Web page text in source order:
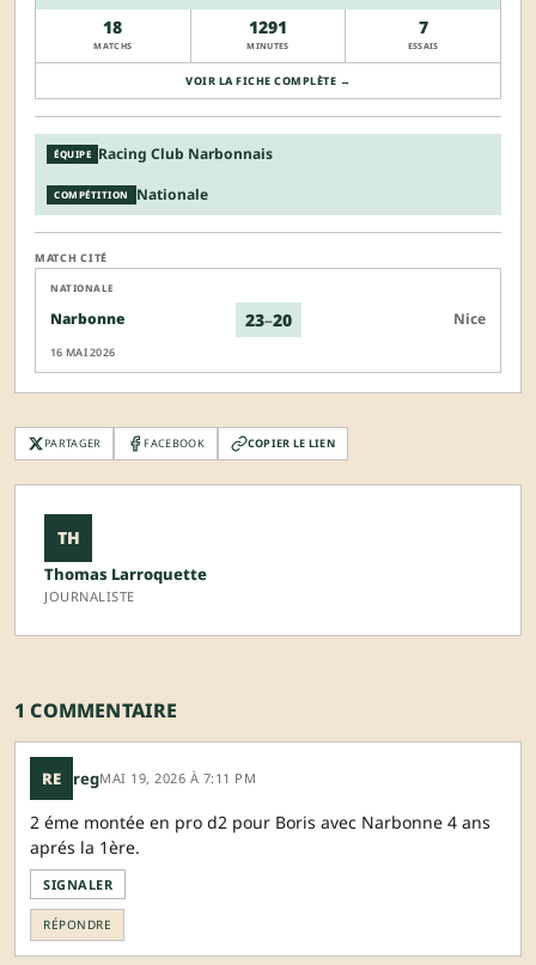
18
MATCHS
1291
MINUTES
7
ESSAIS
VOIR LA FICHE COMPLÈTE →
ÉQUIPE Racing Club Narbonnais
COMPÉTITION Nationale
MATCH CITÉ
NATIONALE
Narbonne 23–20 Nice
16 MAI 2026
PARTAGER FACEBOOK COPIER LE LIEN
TH
Thomas Larroquette
JOURNALISTE
1 COMMENTAIRE
RE regMAI 19, 2026 À 7:11 PM
2 éme montée en pro d2 pour Boris avec Narbonne 4 ans
aprés la 1ère.
SIGNALER
RÉPONDRE